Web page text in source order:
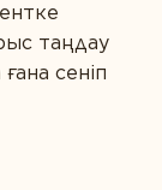
таңдау
сеніп